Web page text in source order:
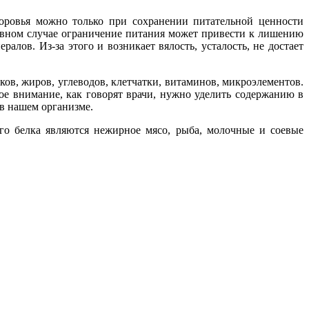
можно только при сохранении питательной ценности
случае ограничение питания может привести к лишению
Из-за этого и возникает вялость, усталость, не достает
жиров, углеводов, клетчатки, витаминов, микроэлементов.
внимание, как говорят врачи, нужно уделить содержанию в
нашем организме.
белка являются нежирное мясо, рыба, молочные и соевые